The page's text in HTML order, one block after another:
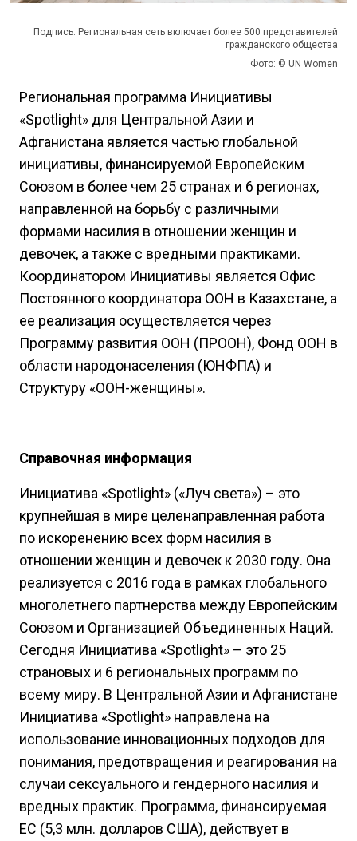
Подпись: Региональная сеть включает более 500 представителей
гражданского общества
Фото: © UN Women
Региональная программа Инициативы
«Spotlight» для Центральной Азии и
Афганистана является частью глобальной
инициативы, финансируемой Европейским
Союзом в более чем 25 странах и 6 регионах,
направленной на борьбу с различными
формами насилия в отношении женщин и
девочек, а также с вредными практиками.
Координатором Инициативы является Офис
Постоянного координатора ООН в Казахстане, а
ее реализация осуществляется через
Программу развития ООН (ПРООН), Фонд ООН в
области народонаселения (ЮНФПА) и
Структуру «ООН-женщины».
Справочная информация
Инициатива «Spotlight» («Луч света») – это
крупнейшая в мире целенаправленная работа
по искоренению всех форм насилия в
отношении женщин и девочек к 2030 году. Она
реализуется с 2016 года в рамках глобального
многолетнего партнерства между Европейским
Союзом и Организацией Объединенных Наций.
Сегодня Инициатива «Spotlight» – это 25
страновых и 6 региональных программ по
всему миру. В Центральной Азии и Афганистане
Инициатива «Spotlight» направлена на
использование инновационных подходов для
понимания, предотвращения и реагирования на
случаи сексуального и гендерного насилия и
вредных практик. Программа, финансируемая
ЕС (5,3 млн. долларов США), действует в